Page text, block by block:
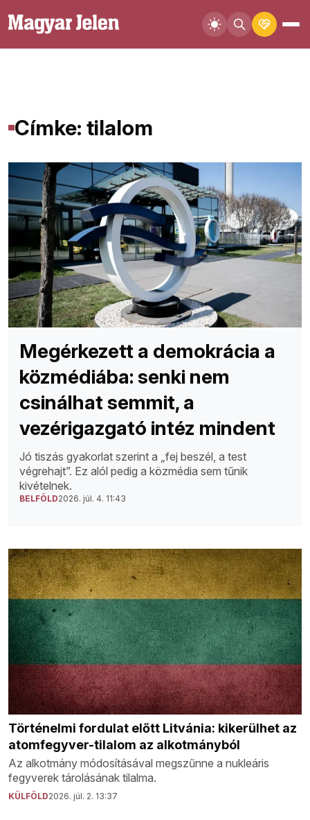
Címke: tilalom
Megérkezett a demokrácia a
közmédiába: senki nem
csinálhat semmit, a
vezérigazgató intéz mindent
Jó tiszás gyakorlat szerint a „fej beszél, a test
végrehajt”. Ez alól pedig a közmédia sem tűnik
kivételnek.
BELFÖLD2026. júl. 4. 11:43
Történelmi fordulat előtt Litvánia: kikerülhet az
atomfegyver-tilalom az alkotmányból
Az alkotmány módosításával megszűnne a nukleáris
fegyverek tárolásának tilalma.
KÜLFÖLD2026. júl. 2. 13:37